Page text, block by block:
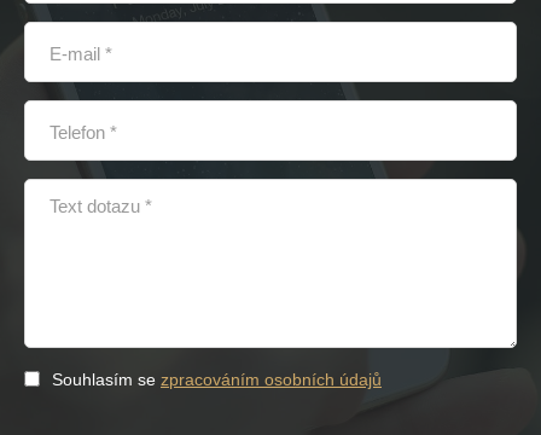
Souhlasím se zpracováním osobních údajů